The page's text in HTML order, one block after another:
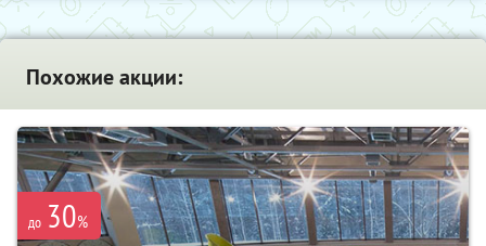
Похожие акции:
до 30%